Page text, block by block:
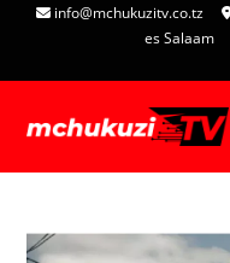
info@mchukuzitv.co.tz
es Salaam